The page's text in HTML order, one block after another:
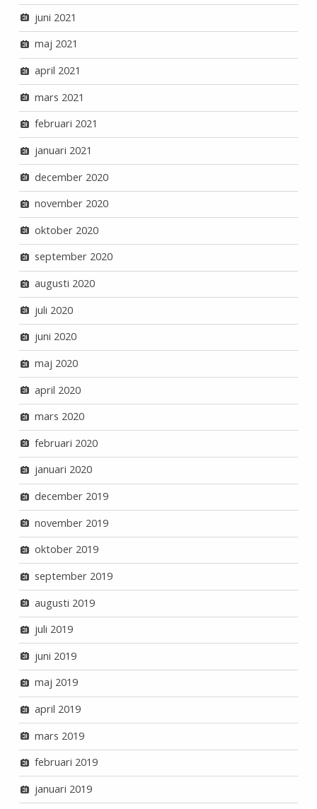
juni 2021
maj 2021
april 2021
mars 2021
februari 2021
januari 2021
december 2020
november 2020
oktober 2020
september 2020
augusti 2020
juli 2020
juni 2020
maj 2020
april 2020
mars 2020
februari 2020
januari 2020
december 2019
november 2019
oktober 2019
september 2019
augusti 2019
juli 2019
juni 2019
maj 2019
april 2019
mars 2019
februari 2019
januari 2019